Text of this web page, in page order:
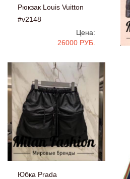
Рюкзак Louis Vuitton
#v2148
Цена:
26000 РУБ.
Юбка Prada